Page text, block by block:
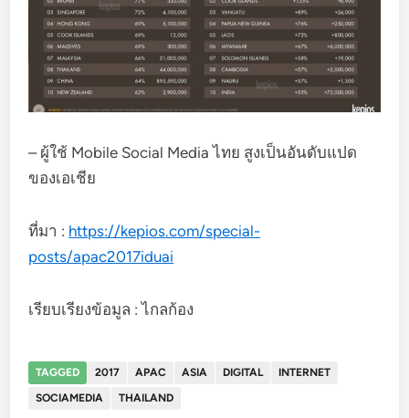
– ผู้ใช้ Mobile Social Media ไทย สูงเป็นอันดับแปด
ของเอเชีย
ที่มา : https://kepios.com/special-
posts/apac2017iduai
เรียบเรียงข้อมูล : ไกลก้อง
TAGGED 2017 APAC ASIA DIGITAL
INTERNET
SOCIAMEDIA
THAILAND